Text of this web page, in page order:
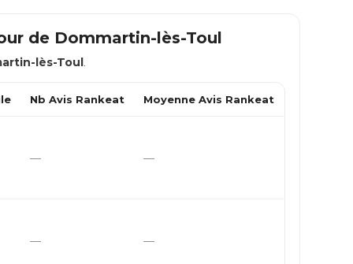
de Dommartin-lès-Toul
lès-Toul.
Nb Avis Rankeat Moyenne Avis Rankeat
— —
— —